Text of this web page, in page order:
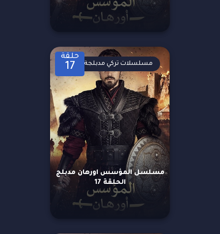
حلقة
17
مسلسل المؤسس اورهان مدبلج
الحلقة 17
مسلسلات تركي مدبلجة